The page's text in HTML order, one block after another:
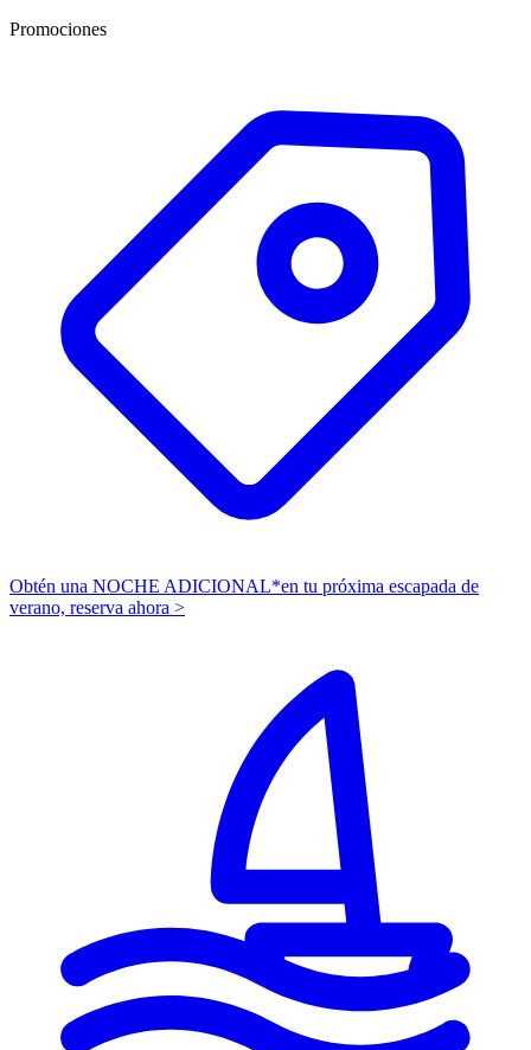
Promociones
Obtén una NOCHE ADICIONAL*en tu próxima escapada de
verano, reserva ahora >